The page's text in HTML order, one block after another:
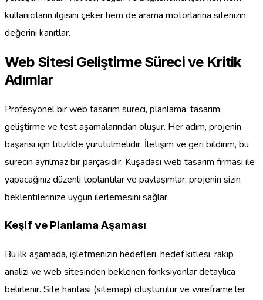
kullanıcıların ilgisini çeker hem de arama motorlarına sitenizin
değerini kanıtlar.
Web Sitesi Geliştirme Süreci ve Kritik
Adımlar
Profesyonel bir web tasarım süreci, planlama, tasarım,
geliştirme ve test aşamalarından oluşur. Her adım, projenin
başarısı için titizlikle yürütülmelidir. İletişim ve geri bildirim, bu
sürecin ayrılmaz bir parçasıdır. Kuşadası web tasarım firması ile
yapacağınız düzenli toplantılar ve paylaşımlar, projenin sizin
beklentilerinize uygun ilerlemesini sağlar.
Keşif ve Planlama Aşaması
Bu ilk aşamada, işletmenizin hedefleri, hedef kitlesi, rakip
analizi ve web sitesinden beklenen fonksiyonlar detaylıca
belirlenir. Site haritası (sitemap) oluşturulur ve wireframe’ler